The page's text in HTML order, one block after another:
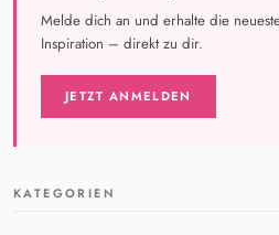
Melde dich an und erhalte die
Inspiration – direkt zu dir.
JETZT ANMELDEN
KATEGORIEN